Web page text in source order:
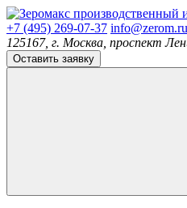
производственный
+7 (495) 269-07-37 info@zerom.ru
125167, г. Москва, проспект
Оставить заявку